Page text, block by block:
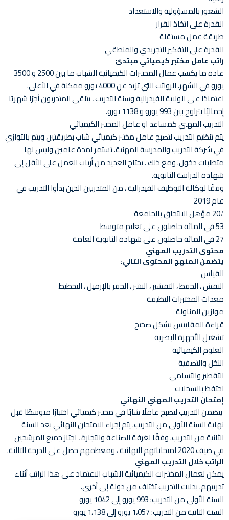
الشعور بالمسؤولية والاستعداد
القدرة على اتخاذ القرار
طريقة عمل مستقلة
القدرة على التفكير التجريدي والمنطقي
راتب عامل مختبر كيميائي مبتدئ
عادة ما يكسب عمال المختبرات الكيميائية الشباب ما بين 2500 و 3500
يورو في الشهر. الرواتب التي تزيد عن 4000 يورو ممكنة في الأعلى.
اعتمادًا على الولاية الفيدرالية وسنة التدريب ، يتلقى المتدربون أجرًا شهريًا
إجماليًا يتراوح بين 993 يورو و 1138 يورو.
التدريب المهني كمساعد او عامل المختبر الكيميائي
يتم تنظيم التدريب لتصبح عامل مختبر كيميائي شاب بطريقتين ويتم بالتوازي
في شركة التدريب والمدرسة المهنية. تستمر لمدة عامين وليس لها
متطلبات دخول. ومع ذلك ، يحتاج العديد من أرباب العمل على الأقل إلى
شهادة الدراسة الثانوية.
وفقًا لوكالة التوظيف الفيدرالية ، من المتدربين الذين بدأوا التدريب في
عام 2019
20٪ مؤهل الالتحاق بالجامعة
53 في المائة حاصلون على تعليم متوسط
27 في المائة حاصلون على شهادة الثانوية العامة
محتوى التدريب المهني
يتضمن المنهج المحتوى التالي:
القياس
النقش ، الحفظ ، التقشير ، النشر ، الحفر بالإزميل ، التخطيط
معدات المختبرات النظيفة
موازين المناولة
قراءة المقاييس بشكل صحيح
تشغيل الأجهزة البصرية
العلوم الكيميائية
النخل والتصفية
التقطير والتسامي
احتفظ بالسجلات
إمتحان التدريب المهني النهائي
يتضمن التدريب لتصبح عاملًا شابًا في مختبر كيميائي اختبارًا متوسطًا قبل
نهاية السنة الأولى من التدريب. يتم إجراء الامتحان النهائي بعد السنة
الثانية من التدريب. وفقًا لغرفة الصناعة والتجارة ، اجتاز جميع المرشحين
في صيف 2020 امتحاناتهم النهائية ، ومعظمهم حصل على الدرجة الثالثة.
الراتب خلال التدريب المهني
يمكن لعمال المختبرات الكيميائية الشباب الاعتماد على هذا الراتب أثناء
تدريبهم. بدلات التدريب تختلف من دولة إلى أخرى.
السنة الأولى من التدريب: 993 يورو إلى 1042 يورو
السنة الثانية من التدريب: 1،057 يورو إلى 1،138 يورو